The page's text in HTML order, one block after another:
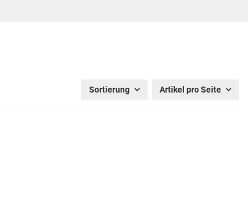
Sortierung Artikel pro Seite